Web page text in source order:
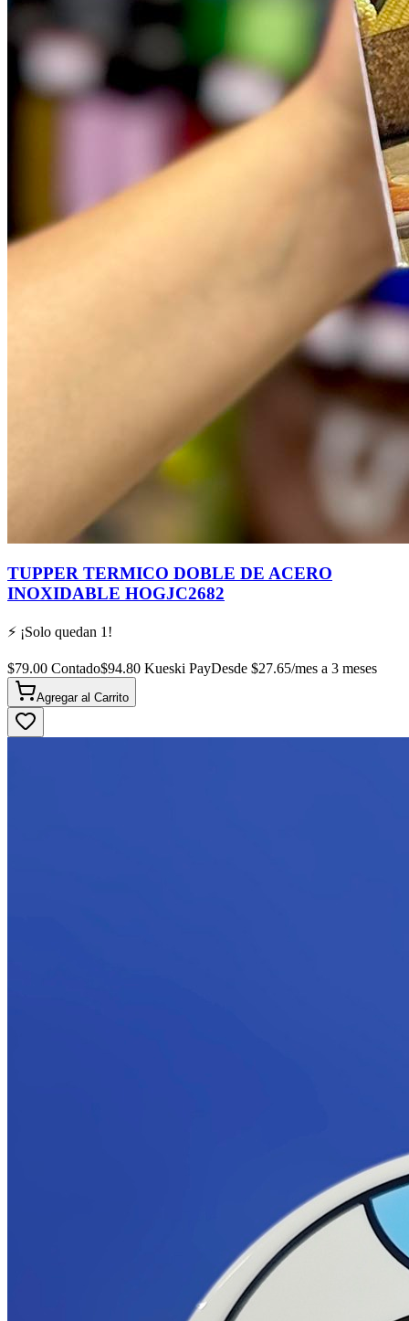
TUPPER TERMICO DOBLE DE ACERO
INOXIDABLE HOGJC2682
⚡ ¡Solo quedan 1 !
$79.00 Contado$94.80 Kueski PayDesde $27.65/mes a 3 meses
Agregar al Carrito